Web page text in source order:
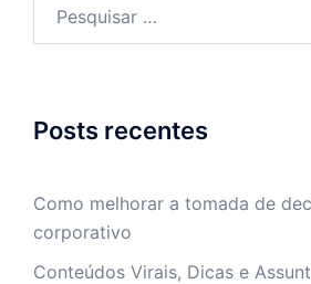
por:
Posts recentes
Como melhorar a tomada de
corporativo
Conteúdos Virais, Dicas e